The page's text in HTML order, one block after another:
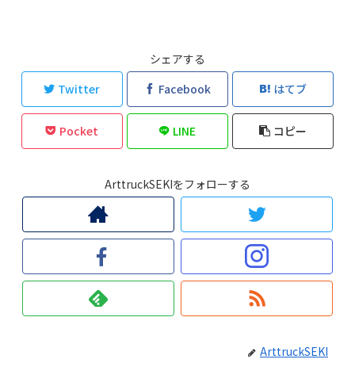
シェアする
Twitter
Facebook はてブ
Pocket LINE コピー
ArttruckSEKIをフォローする
ArttruckSEKI